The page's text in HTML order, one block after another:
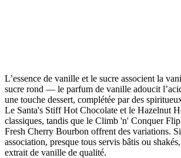
L’essence de vanille et le sucre associent la
sucre rond — le parfum de vanille adoucit
une touche dessert, complétée par des
Le Santa's Stiff Hot Chocolate et le Hazelnut
classiques, tandis que le Climb 'n' Conquer
Fresh Cherry Bourbon offrent des variations.
association, presque tous servis bâtis ou
extrait de vanille de qualité.